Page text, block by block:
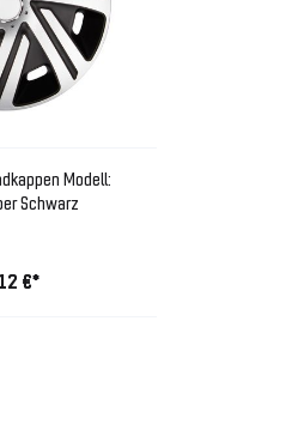
Modell:
Schwarz
€*